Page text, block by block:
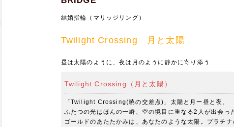
結婚指輪（マリッジリング）
Twilight Crossing 月と太陽
昼は太陽のように、夜は月のように静かに寄り添う
Twilight Crossing（月と太陽）
「Twilight Crossing(暁の交差点)」太陽と月ー昼と夜、
ふたつの光はほんの一瞬、空の境目に重なる2人が出会っ
ゴールドのあたたかみは、あなたのような太陽。プラチ